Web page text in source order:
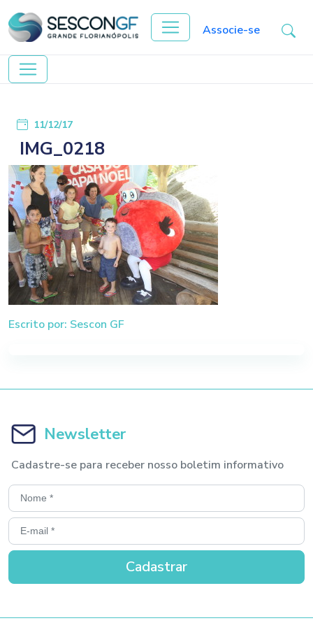
Associe-se
11/12/17
IMG_0218
Escrito por: Sescon GF
Newsletter
Cadastre-se para receber nosso boletim informativo